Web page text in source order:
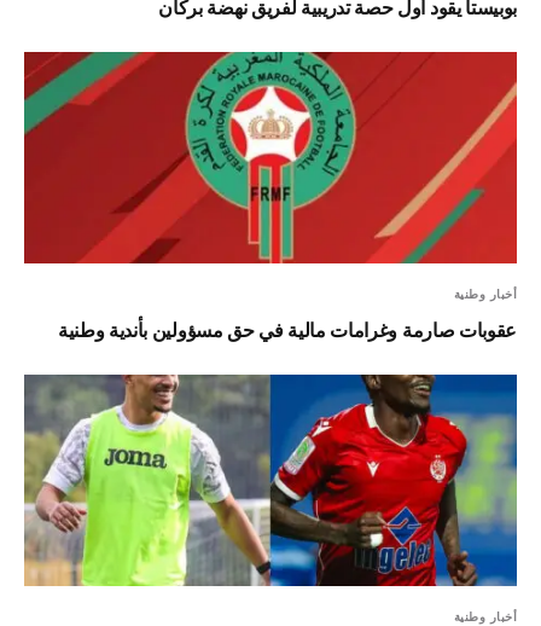
بوبيستا يقود أول حصة تدريبية لفريق نهضة بركان
أخبار وطنية
عقوبات صارمة وغرامات مالية في حق مسؤولين بأندية وطنية
أخبار وطنية